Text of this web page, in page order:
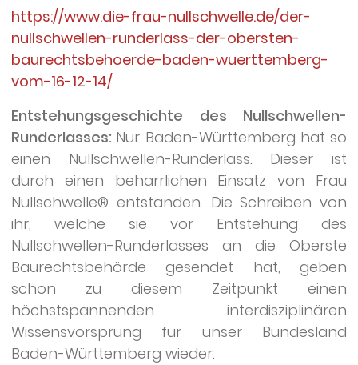
https://www.die-frau-nullschwelle.de/der-
nullschwellen-runderlass-der-obersten-
baurechtsbehoerde-baden-wuerttemberg-
vom-16-12-14/
Entstehungsgeschichte des Nullschwellen-
Runderlasses: Nur Baden-Württemberg hat so
einen Nullschwellen-Runderlass. Dieser ist
durch einen beharrlichen Einsatz von Frau
Nullschwelle® entstanden. Die Schreiben von
ihr, welche sie vor Entstehung des
Nullschwellen-Runderlasses an die Oberste
Baurechtsbehörde gesendet hat, geben
schon zu diesem Zeitpunkt einen
höchstspannenden interdisziplinären
Wissensvorsprung für unser Bundesland
Baden-Württemberg wieder: